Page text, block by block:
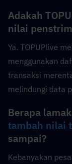
Adakah
nilai
Ya. TOPUPlive
menggunakan
transaksi
melindungi data
tambah nilai
sampai?
Kebanyakan